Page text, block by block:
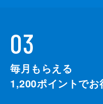
03
毎月もらえる
1,200ポイントでお